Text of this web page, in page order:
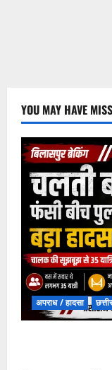
YOU MAY HAVE
अपराध / हादसा